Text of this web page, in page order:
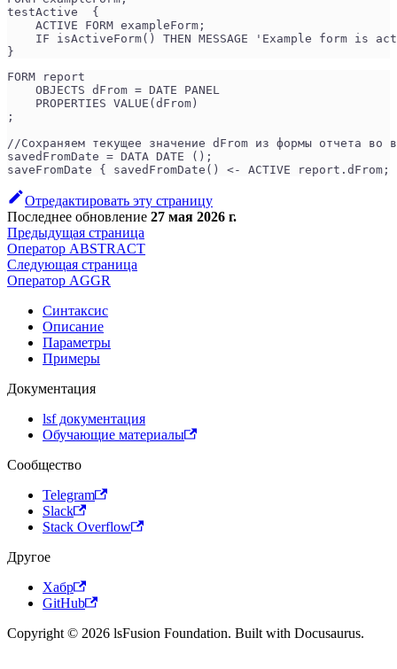
testActive  {
    ACTIVE FORM exampleForm;
IF isActiveForm() THEN MESSAGE 'Example form is
}
FORM report
    OBJECTS dFrom = DATE PANEL
    PROPERTIES VALUE(dFrom)
;
//Сохраняем текущее значение dFrom из формы отчета во
savedFromDate = DATA DATE ();
saveFromDate { savedFromDate() <- ACTIVE
Отредактировать эту страницу
Последнее обновление 27 мая 2026 г.
Предыдущая страница
Оператор ABSTRACT
Следующая страница
Оператор AGGR
Синтаксис
Описание
Параметры
Примеры
Документация
lsf документация
Обучающие материалы
Сообщество
Telegram
Slack
Stack Overflow
Другое
Хабр
GitHub
Copyright © 2026 lsFusion Foundation. Built with Docusaurus.